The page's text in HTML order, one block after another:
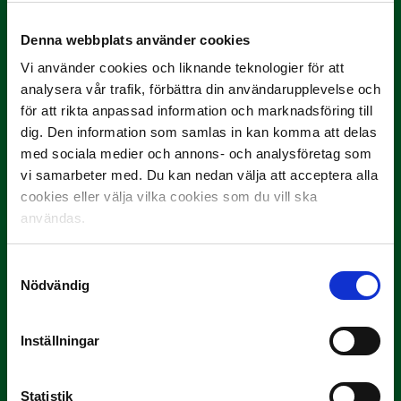
Denna webbplats använder cookies
Vi använder cookies och liknande teknologier för att
analysera vår trafik, förbättra din användarupplevelse och
för att rikta anpassad information och marknadsföring till
dig. Den information som samlas in kan komma att delas
med sociala medier och annons- och analysföretag som
vi samarbeter med. Du kan nedan välja att acceptera alla
cookies eller välja vilka cookies som du vill ska
användas.
Nödvändig
Inställningar
Statistik
9 JULI
Han gjorde Månadens Mål i juni: ”En
projektil”
Slog till i…